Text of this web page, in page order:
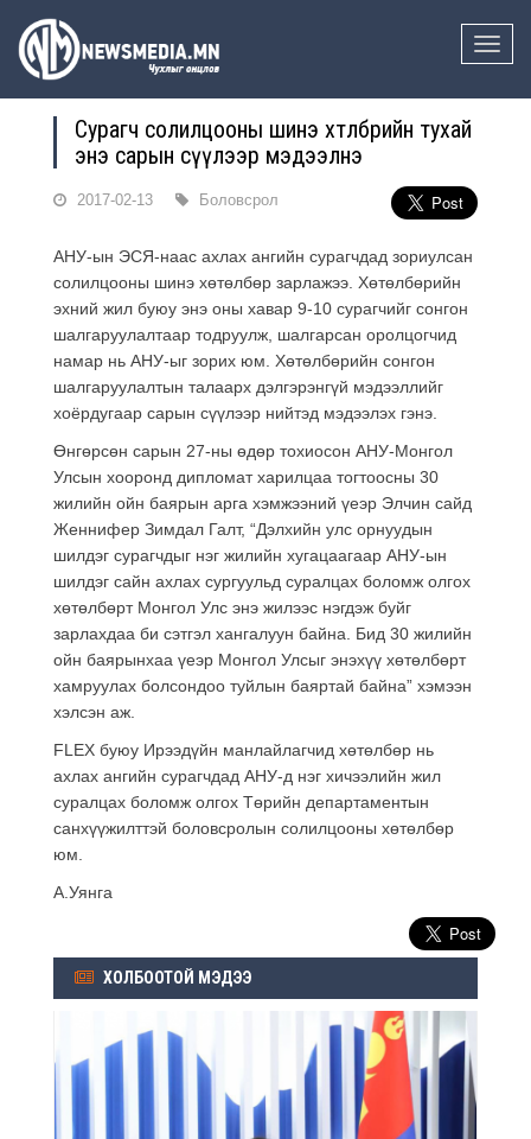
Toggle
Сурагч солилцооны шинэ хөтөлбөрийн тухай
энэ сарын сүүлээр мэдээлнэ
2017-02-13 Боловсрол
АНУ-ын ЭСЯ-наас ахлах ангийн сурагчдад зориулсан
солилцооны шинэ хөтөлбөр зарлажээ. Хөтөлбөрийн
эхний жил буюу энэ оны хавар 9-10 сурагчийг сонгон
шалгаруулалтаар тодруулж, шалгарсан оролцогчид
намар нь АНУ-ыг зорих юм. Хөтөлбөрийн сонгон
шалгаруулалтын талаарх дэлгэрэнгүй мэдээллийг
хоёрдугаар сарын сүүлээр нийтэд мэдээлэх гэнэ.
Өнгөрсөн сарын 27-ны өдөр тохиосон АНУ-Монгол
Улсын хооронд дипломат харилцаа тогтоосны 30
жилийн ойн баярын арга хэмжээний үеэр Элчин сайд
Женнифер Зимдал Галт, “Дэлхийн улс орнуудын
шилдэг сурагчдыг нэг жилийн хугацаагаар АНУ-ын
шилдэг сайн ахлах сургуульд суралцах боломж олгох
хөтөлбөрт Монгол Улс энэ жилээс нэгдэж буйг
зарлахдаа би сэтгэл хангалуун байна. Бид 30 жилийн
ойн баярынхаа үеэр Монгол Улсыг энэхүү хөтөлбөрт
хамруулах болсондоо туйлын баяртай байна” хэмээн
хэлсэн аж.
FLEX буюу Ирээдүйн манлайлагчид хөтөлбөр нь
ахлах ангийн сурагчдад АНУ-д нэг хичээлийн жил
суралцах боломж олгох Төрийн департаментын
санхүүжилттэй боловсролын солилцооны хөтөлбөр
юм.
А.Уянга
ХОЛБООТОЙ МЭДЭЭ